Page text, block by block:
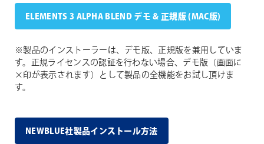
ELEMENTS 3 ALPHA BLEND デモ & 正規版 (MAC版)
※製品のインストーラーは、デモ版、正規版を兼用していま
す。正規ライセンスの認証を行わない場合、デモ版（画面に
×印が表示されます）として製品の全機能をお試し頂けま
す。
NEWBLUE社製品インストール方法